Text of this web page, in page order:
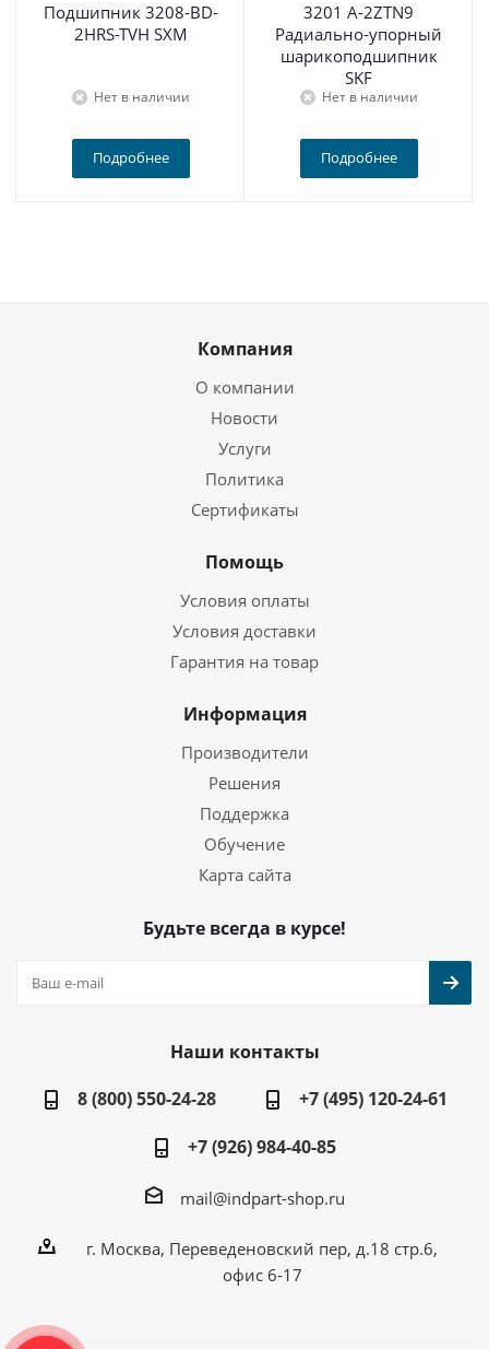
Подшипник 3208-BD-
2HRS-TVH SXM
Нет в наличии
Подробнее
3201 A-2ZTN9
Радиально-упорный
шарикоподшипник
SKF
Нет в наличии
Подробнее
Компания
О компании
Новости
Услуги
Политика
Сертификаты
Помощь
Условия оплаты
Условия доставки
Гарантия на товар
Информация
Производители
Решения
Поддержка
Обучение
Карта сайта
Будьте всегда в курсе!
Наши контакты
8 (800) 550-24-28
+7 (495) 120-24-61
+7 (926) 984-40-85
mail@indpart-shop.ru
г. Москва, Переведеновский пер, д.18 стр.6,
офис 6-17